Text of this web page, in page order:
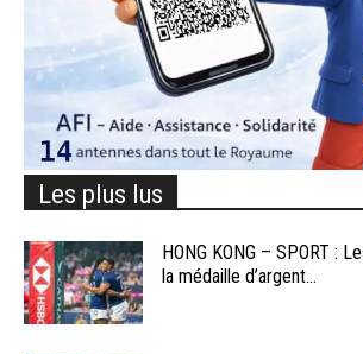
Les plus lus
HONG KONG – SPORT :
la médaille d’argent...